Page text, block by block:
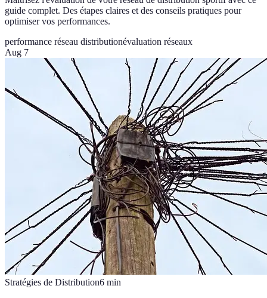
guide complet. Des étapes claires et des conseils pratiques pour
optimiser vos performances.
performance réseau distributionévaluation réseaux
Aug 7
Stratégies de Distribution6 min